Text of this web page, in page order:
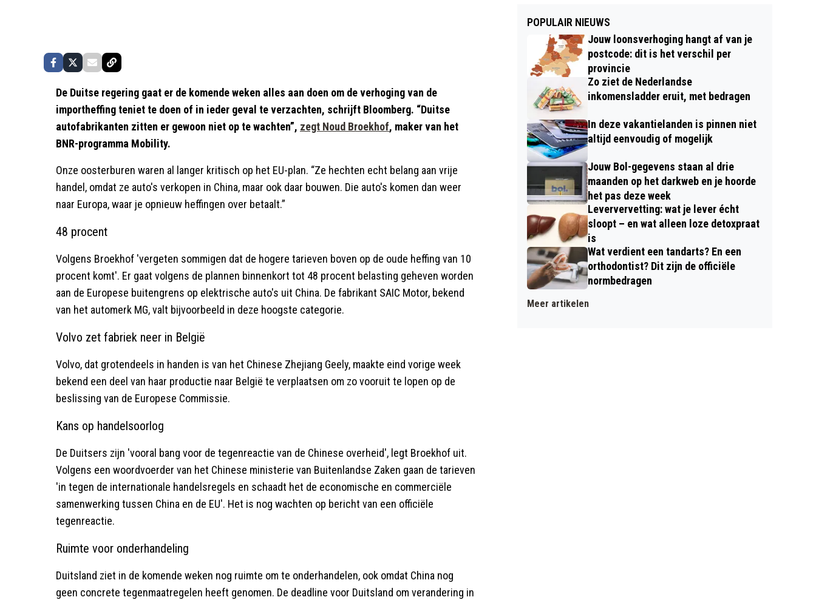
De Duitse regering gaat er de komende weken alles aan doen om de verhoging van de
importheffing teniet te doen of in ieder geval te verzachten, schrijft Bloomberg. “Duitse
autofabrikanten zitten er gewoon niet op te wachten”, zegt Noud Broekhof, maker van het
BNR-programma Mobility.
Onze oosterburen waren al langer kritisch op het EU-plan. “Ze hechten echt belang aan vrije
handel, omdat ze auto's verkopen in China, maar ook daar bouwen. Die auto's komen dan weer
naar Europa, waar je opnieuw heffingen over betaalt.”
48 procent
Volgens Broekhof 'vergeten sommigen dat de hogere tarieven boven op de oude heffing van 10
procent komt'. Er gaat volgens de plannen binnenkort tot 48 procent belasting geheven worden
aan de Europese buitengrens op elektrische auto's uit China. De fabrikant SAIC Motor, bekend
van het automerk MG, valt bijvoorbeeld in deze hoogste categorie.
Volvo zet fabriek neer in België
Volvo, dat grotendeels in handen is van het Chinese Zhejiang Geely, maakte eind vorige week
bekend een deel van haar productie naar België te verplaatsen om zo vooruit te lopen op de
beslissing van de Europese Commissie.
Kans op handelsoorlog
De Duitsers zijn 'vooral bang voor de tegenreactie van de Chinese overheid', legt Broekhof uit.
Volgens een woordvoerder van het Chinese ministerie van Buitenlandse Zaken gaan de tarieven
'in tegen de internationale handelsregels en schaadt het de economische en commerciële
samenwerking tussen China en de EU'. Het is nog wachten op bericht van een officiële
tegenreactie.
Ruimte voor onderhandeling
Duitsland ziet in de komende weken nog ruimte om te onderhandelen, ook omdat China nog
geen concrete tegenmaatregelen heeft genomen. De deadline voor Duitsland om verandering in
POPULAIR NIEUWS
Jouw loonsverhoging hangt af van je
postcode: dit is het verschil per
provincie
Zo ziet de Nederlandse
inkomensladder eruit, met bedragen
In deze vakantielanden is pinnen niet
altijd eenvoudig of mogelijk
Jouw Bol-gegevens staan al drie
maanden op het darkweb en je hoorde
het pas deze week
Leververvetting: wat je lever écht
sloopt – en wat alleen loze detoxpraat
is
Wat verdient een tandarts? En een
orthodontist? Dit zijn de officiële
normbedragen
Meer artikelen